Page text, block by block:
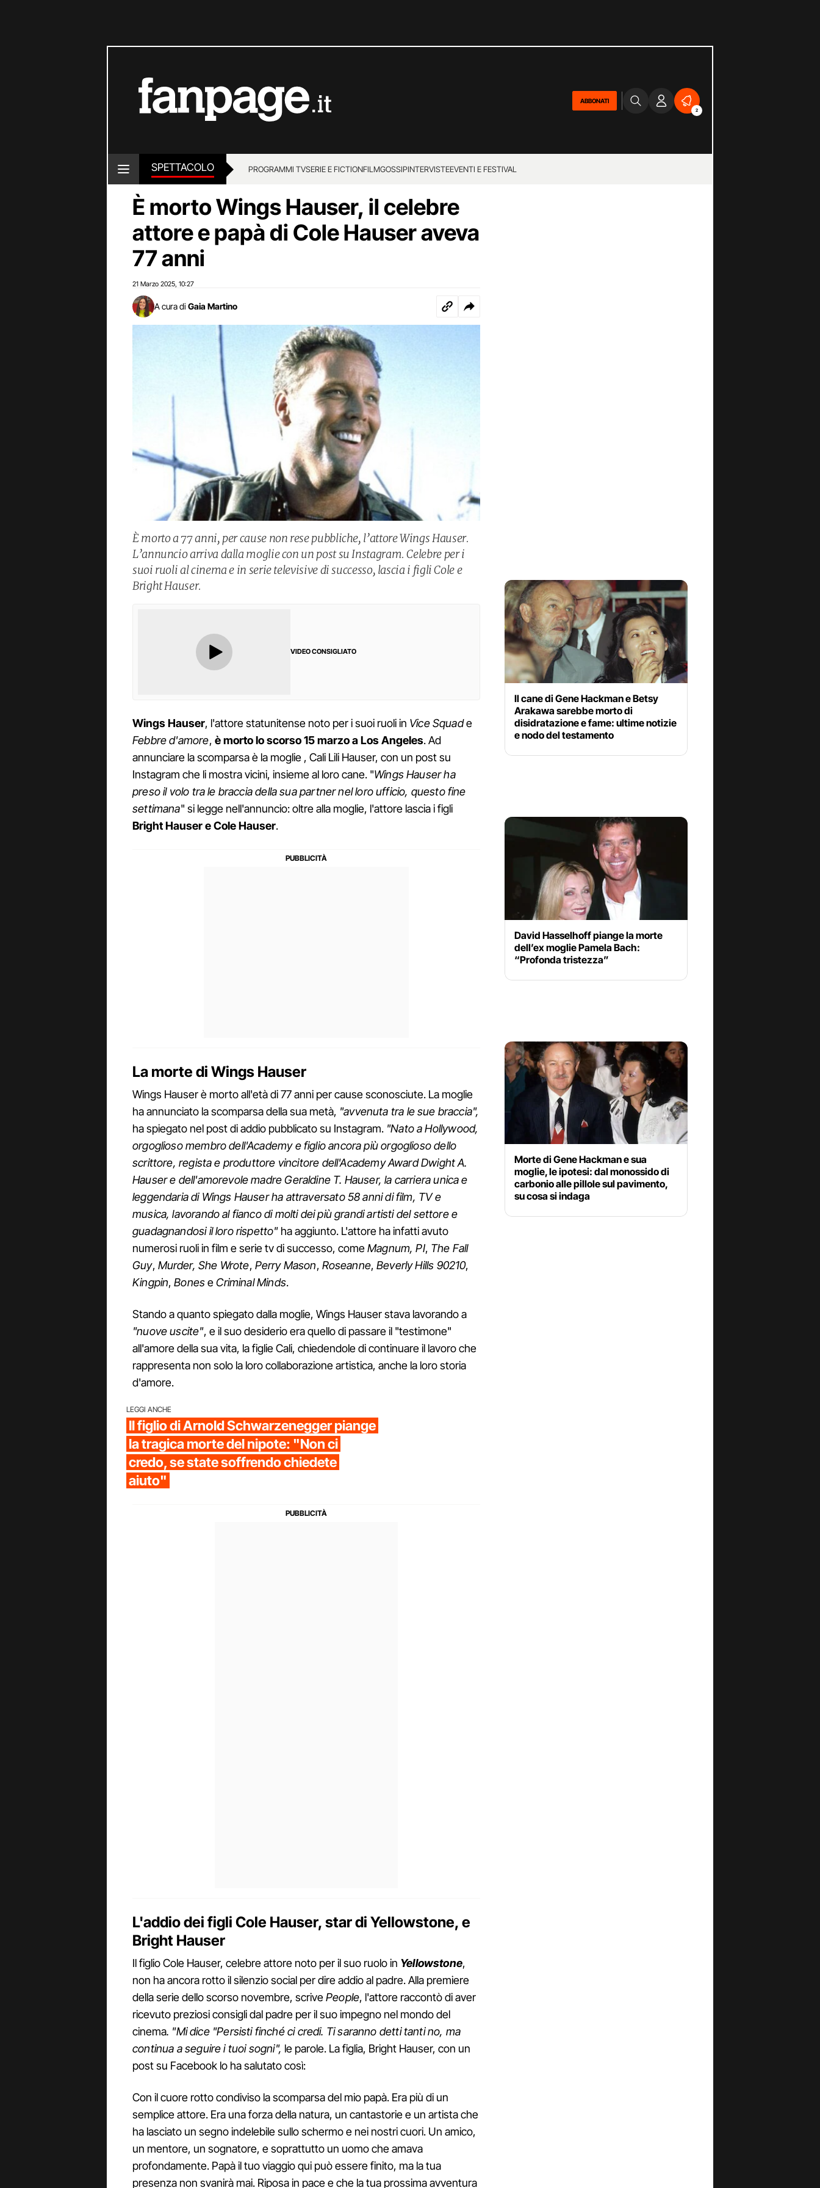
ABBONATI
2
SPETTACOLO PROGRAMMI TVSERIE E FICTIONFILMGOSSIPINTERVISTEEVENTI E FESTIVAL
È morto Wings Hauser, il celebre
attore e papà di Cole Hauser aveva
77 anni
21 Marzo 2025 10:27
A cura di Gaia Martino
È morto a 77 anni, per cause non rese pubbliche, l’attore Wings Hauser.
L’annuncio arriva dalla moglie con un post su Instagram. Celebre per i
suoi ruoli al cinema e in serie televisive di successo, lascia i figli Cole e
Bright Hauser.
VIDEO CONSIGLIATO
Wings Hauser, l'attore statunitense noto per i suoi ruoli in Vice Squade
Febbre d'amore, è morto lo scorso 15 marzo a Los Angeles. Ad
annunciare la scomparsa è la moglie , Cali Lili Hauser, con un post su
Instagram che li mostra vicini, insieme al loro cane. "Wings Hauser ha
preso il volo tra le braccia della sua partner nel loro ufficio, questo fine
settimana" si legge nell'annuncio: oltre alla moglie, l'attore lascia i figli
Bright Hauser e Cole Hauser.
La morte di Wings Hauser
Wings Hauser è morto all'età di 77 anni per cause sconosciute. La moglie
ha annunciato la scomparsa della sua metà, "avvenuta tra le sue braccia",
ha spiegato nel post di addio pubblicato su Instagram. "Nato a Hollywood,
orgoglioso membro dell'Academy e figlio ancora più orgoglioso dello
scrittore, regista e produttore vincitore dell'Academy Award Dwight A.
Hauser e dell'amorevole madre Geraldine T. Hauser, la carriera unica e
leggendaria di Wings Hauser ha attraversato 58 anni di film, TV e
musica, lavorando al fianco di molti dei più grandi artisti del settore e
guadagnandosi il loro rispetto"ha aggiunto. L'attore ha infatti avuto
numerosi ruoli in film e serie tv di successo, comeMagnum, PI, The Fall
Guy, Murder, She Wrote, Perry Mason, Roseanne,Beverly Hills 90210,
Kingpin,BoneseCriminal Minds.
Stando a quanto spiegato dalla moglie, Wings Hauser stava lavorando a
"nuove uscite", e il suo desiderio era quello di passare il "testimone"
all'amore della sua vita, la figlie Cali, chiedendole di continuare il lavoro che
rappresenta non solo la loro collaborazione artistica, anche la loro storia
d'amore.
LEGGI ANCHE
Il figlio di Arnold Schwarzenegger piange
la tragica morte del nipote: "Non ci
credo, se state soffrendo chiedete
aiuto"
L'addio dei figli Cole Hauser, star di Yellowstone, e
Bright Hauser
Il figlio Cole Hauser, celebre attore noto per il suo ruolo in Yellowstone,
non ha ancora rotto il silenzio social per dire addio al padre. Alla premiere
della serie dello scorso novembre, scrivePeople, l'attore raccontò di aver
ricevuto preziosi consigli dal padre per il suo impegno nel mondo del
cinema. "Mi dice "Persisti finché ci credi. Ti saranno detti tanti no, ma
continua a seguire i tuoi sogni", le parole. La figlia, Bright Hauser, con un
post su Facebook lo ha salutato così:
Con il cuore rotto condiviso la scomparsa del mio papà. Era più di un
semplice attore. Era una forza della natura, un cantastorie e un artista che
ha lasciato un segno indelebile sullo schermo e nei nostri cuori. Un amico,
un mentore, un sognatore, e soprattutto un uomo che amava
profondamente. Papà il tuo viaggio qui può essere finito, ma la tua
presenza non svanirà mai. Riposa in pace e che la tua prossima avventura
Il cane di Gene Hackman e Betsy
Arakawa sarebbe morto di
disidratazione e fame: ultime notizie
e nodo del testamento
David Hasselhoff piange la morte
dell’ex moglie Pamela Bach:
“Profonda tristezza”
Morte di Gene Hackman e sua
moglie, le ipotesi: dal monossido di
carbonio alle pillole sul pavimento,
su cosa si indaga